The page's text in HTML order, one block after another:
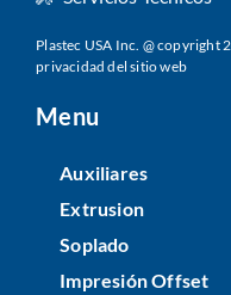
Plastec USA Inc. @ copyright
privacidad del sitio web
Menu
Auxiliares
Extrusion
Soplado
Impresión Offset